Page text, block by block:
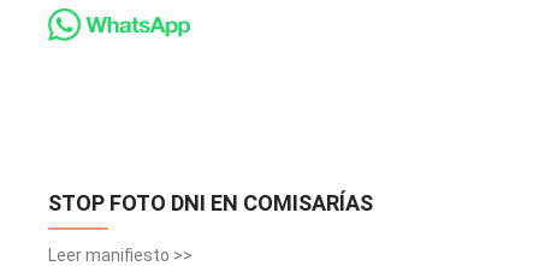
STOP FOTO DNI EN COMISARÍAS
Leer manifiesto >>